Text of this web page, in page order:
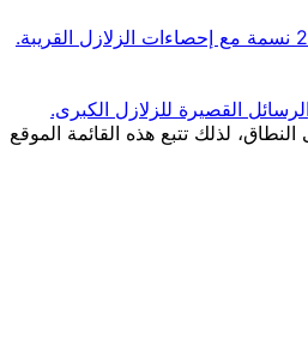
القصيرة للزلازل الكبرى.
لذلك تتبع هذه القائمة الموقع